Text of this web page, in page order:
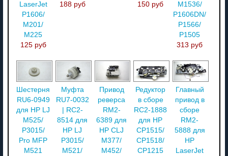
LaserJet
P1606/
M201/
M225
125 руб
188 руб
150 руб
M1536/
P1606DN/
P1566/
P1505
313 руб
Шестерня
RU6-0949
для HP LJ
M525/
P3015/
Pro MFP
M521
Муфта
RU7-0032
| RC2-
8514 для
HP LJ
P3015/
M521/
Привод
реверса
RM2-
6389 для
HP CLJ
M377/
M452/
Редуктор
в сборе
RC2-1888
для HP
CP1515/
CP1518/
CP1215
Главный
привод в
сборе
RM2-
5888 для
HP
LaserJet